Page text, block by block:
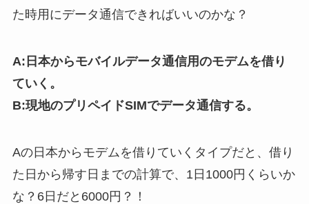
た時用にデータ通信できればいいのかな？
A:日本からモバイルデータ通信用のモデムを借り
ていく。
B:現地のプリペイドSIMでデータ通信する。
Aの日本からモデムを借りていくタイプだと、借り
た日から帰す日までの計算で、1日1000円くらいか
な？6日だと6000円？！